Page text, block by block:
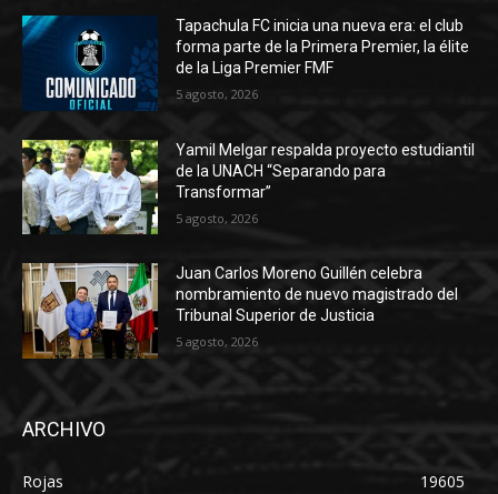
Tapachula FC inicia una nueva era: el club
forma parte de la Primera Premier, la élite
de la Liga Premier FMF
5 agosto, 2026
Yamil Melgar respalda proyecto estudiantil
de la UNACH “Separando para
Transformar”
5 agosto, 2026
Juan Carlos Moreno Guillén celebra
nombramiento de nuevo magistrado del
Tribunal Superior de Justicia
5 agosto, 2026
ARCHIVO
Rojas
19605